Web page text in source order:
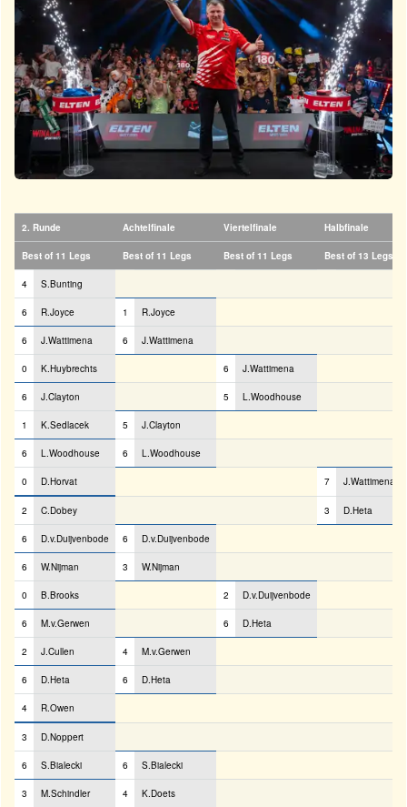
2. Runde Achtelfinale Viertelfinale Halbfinale
Best of 11 Legs Best of 11 Legs Best of 11 Legs Best of 13 Legs
4 S.Bunting
6 R.Joyce 1 R.Joyce
6 J.Wattimena 6 J.Wattimena
0 K.Huybrechts 6 J.Wattimena
6 J.Clayton 5 L.Woodhouse
1 K.Sedlacek 5 J.Clayton
6 L.Woodhouse 6 L.Woodhouse
0 D.Horvat 7 J.Wattimena
2 C.Dobey 3 D.Heta
6 D.v.Duijvenbode 6 D.v.Duijvenbode
6 W.Nijman 3 W.Nijman
0 B.Brooks 2 D.v.Duijvenbode
6 M.v.Gerwen 6 D.Heta
2 J.Cullen 4 M.v.Gerwen
6 D.Heta 6 D.Heta
4 R.Owen
3 D.Noppert
6 S.Bialecki 6 S.Bialecki
3 M.Schindler 4 K.Doets